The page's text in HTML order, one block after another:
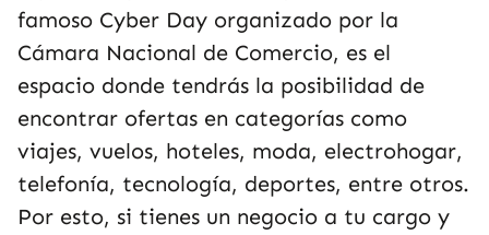
famoso Cyber Day organizado por la
Cámara Nacional de Comercio, es el
espacio donde tendrás la posibilidad de
encontrar ofertas en categorías como
viajes, vuelos, hoteles, moda, electrohogar,
telefonía, tecnología, deportes, entre otros.
Por esto, si tienes un negocio a tu cargo y